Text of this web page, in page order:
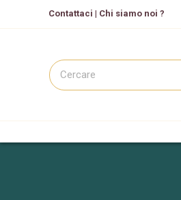
Contattaci | Chi siamo noi ?